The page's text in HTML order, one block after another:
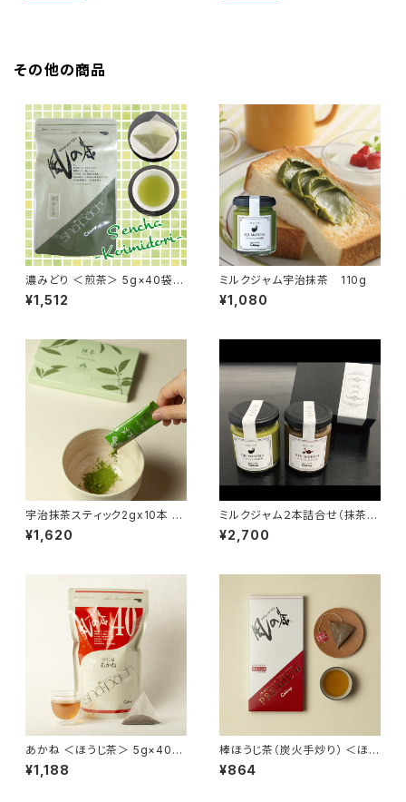
その他の商品
濃みどり ＜煎茶＞ 5g×40袋
【風の茶シリーズ】
¥1,512
ミルクジャム宇治抹茶 110g
¥1,080
宇治抹茶スティック2gx10本 ～
より高品質な抹茶へリニューア
ル～
¥1,620
ミルクジャム２本詰合せ（抹茶・
ほうじ茶）
¥2,700
あかね ＜ほうじ茶＞ 5g×40袋
【風の茶シリーズ】
¥1,188
棒ほうじ茶（炭火手炒り） ＜ほう
じ茶＞ 2.5g×12袋【風の茶シリ
ーズプレミアム】
¥864